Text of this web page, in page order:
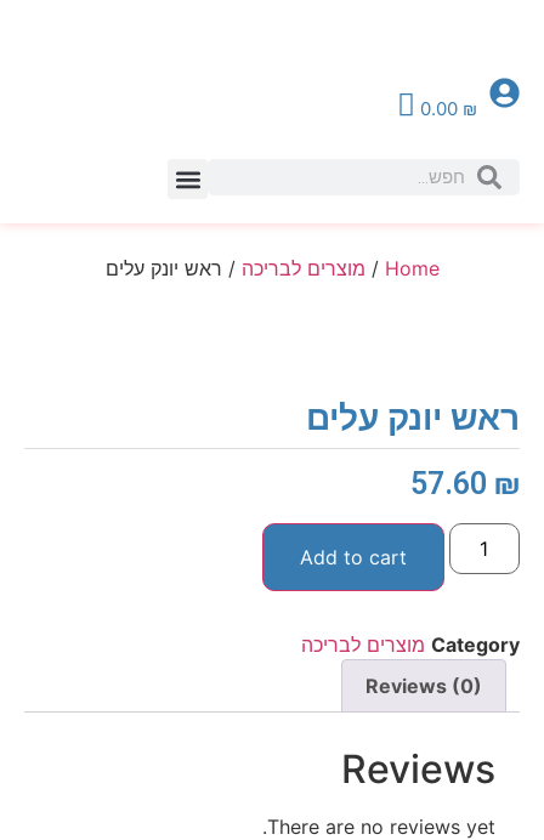
0.00 ₪
Home
/ מוצרים לבריכה / ראש יונק עלים
ראש יונק עלים
57.60 ₪
Add to cart
Category מוצרים לבריכה
Reviews (0)
Reviews
There are no reviews yet.